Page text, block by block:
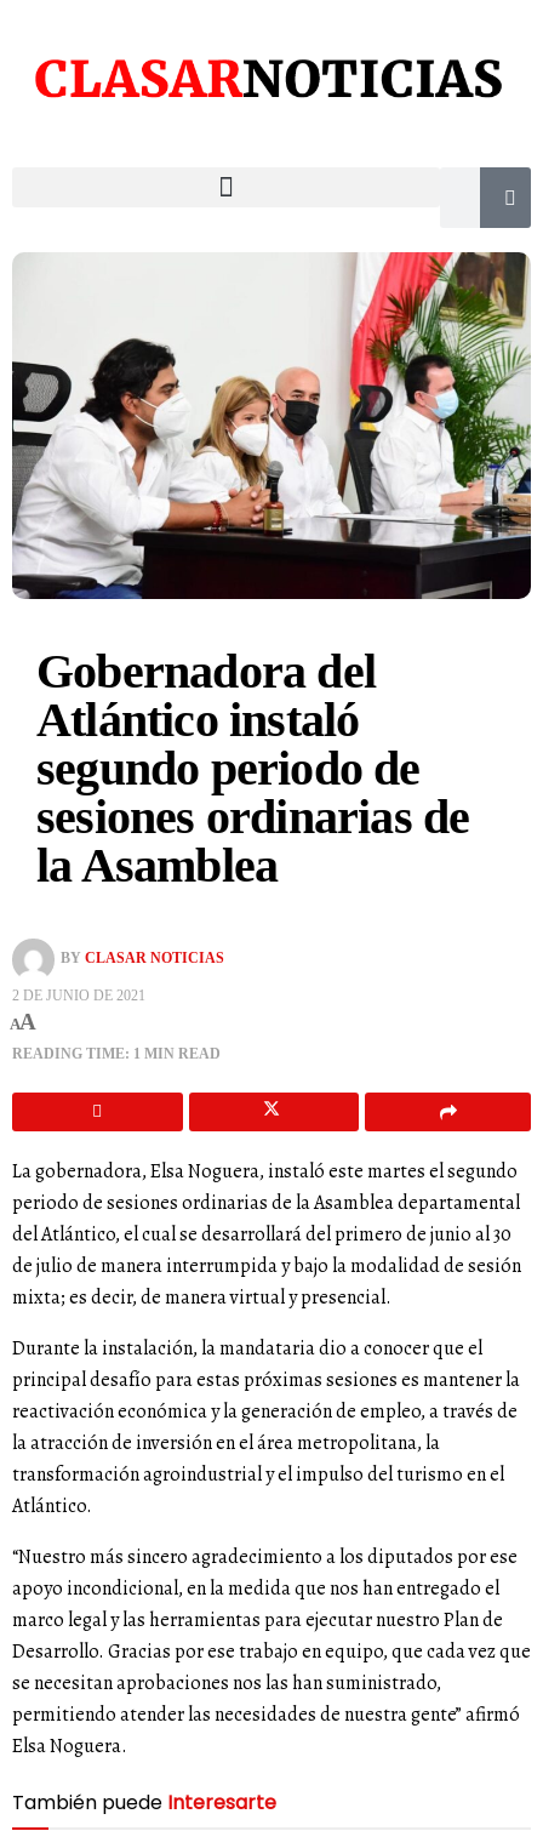
Gobernadora del
Atlántico instaló
segundo periodo de
sesiones ordinarias de
la Asamblea
BY CLASAR NOTICIAS
2 DE JUNIO DE 2021
AA
READING TIME: 1 MIN READ
La gobernadora, Elsa Noguera, instaló este martes el segundo
periodo de sesiones ordinarias de la Asamblea departamental
del Atlántico, el cual se desarrollará del primero de junio al 30
de julio de manera interrumpida y bajo la modalidad de sesión
mixta; es decir, de manera virtual y presencial.
Durante la instalación, la mandataria dio a conocer que el
principal desafío para estas próximas sesiones es mantener la
reactivación económica y la generación de empleo, a través de
la atracción de inversión en el área metropolitana, la
transformación agroindustrial y el impulso del turismo en el
Atlántico.
“Nuestro más sincero agradecimiento a los diputados por ese
apoyo incondicional, en la medida que nos han entregado el
marco legal y las herramientas para ejecutar nuestro Plan de
Desarrollo. Gracias por ese trabajo en equipo, que cada vez que
se necesitan aprobaciones nos las han suministrado,
permitiendo atender las necesidades de nuestra gente” afirmó
Elsa Noguera.
También puede Interesarte